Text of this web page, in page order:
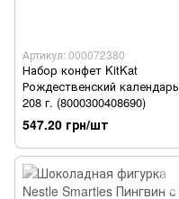
Артикул: 000072380
Набор конфет KitKat
Рождественский календарь
208 г. (8000300408690)
547.20 грн/шт